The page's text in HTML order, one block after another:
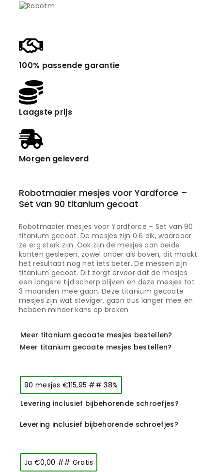
100% passende garantie
Laagste prijs
Morgen geleverd
Robotmaaier mesjes voor Yardforce –
Set van 90 titanium gecoat
Robotmaaier mesjes voor Yardforce – Set van 90
titanium gecoat. De mesjes zijn 0.6 dik, waardoor
ze erg sterk zijn. Ook zijn de mesjes aan beide
kanten geslepen, zowel onder als boven, dit maakt
het resultaat nog net iets beter. De messen zijn
titanium gecoat. Dit zorgt ervoor dat de mesjes
een langere tijd scherp blijven en deze mesjes tot
3 maanden mee gaan. Deze titanium gecoate
mesjes zijn wat steviger, gaan dus langer mee en
hebben minder kans op breken.
Meer titanium gecoate mesjes bestellen?
Meer titanium gecoate mesjes bestellen?
90 mesjes €115,95 ## 38%
Levering inclusief bijbehorende schroefjes?
Levering inclusief bijbehorende schroefjes?
Ja €0,00 ## Gratis